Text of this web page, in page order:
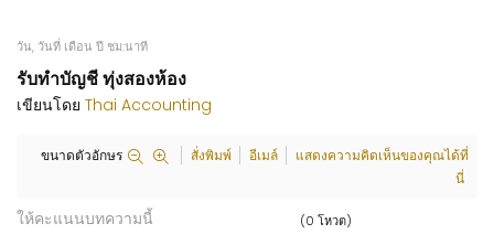
วัน, วันที่ เดือน ปี ชม:นาที
รับทำบัญชี ทุ่งสองห้อง
เขียนโดย Thai Accounting
ขนาดตัวอักษร สั่งพิมพ์ อีเมล์
แสดงความคิดเห็นของคุณได้ที่
นี่
ให้คะแนนบทความนี้ (0 โหวต)